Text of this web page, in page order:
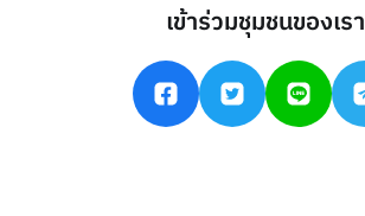
เข้าร่วมชุมชนของเรา